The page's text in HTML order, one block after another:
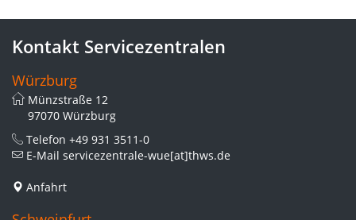
Kontakt Servicezentralen
Würzburg
Münzstraße 12
97070 Würzburg
Telefon +49 931 3511-0
E-Mail servicezentrale-wue[at]thws.de
Anfahrt